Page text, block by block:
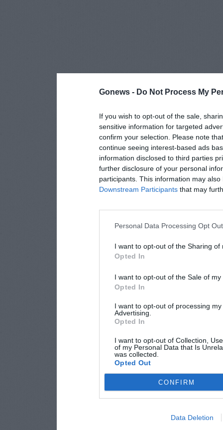
Gonews - Do Not Process My
If you wish to opt-out of the sale,
sensitive information for targeted
confirm your selection. Please note
continue seeing interest-based ads
information disclosed to third parties
further disclosure of your personal
participants. This information may
Downstream Participants that may
Personal Data Processing Opt
I want to opt-out of the Sharing of
Opted In
I want to opt-out of the Sale of
Opted In
I want to opt-out of processing
Advertising.
Opted In
I want to opt-out of Collection,
of my Personal Data that Is
was collected.
Opted Out
CONFIRM
Data Deletion